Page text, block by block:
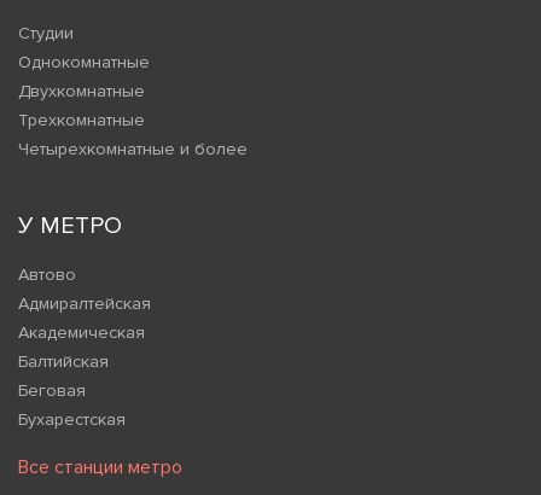
Студии
Однокомнатные
Двухкомнатные
Трехкомнатные
Четырехкомнатные и более
У МЕТРО
Автово
Адмиралтейская
Академическая
Балтийская
Беговая
Бухарестская
Все станции метро